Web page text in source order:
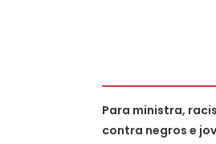
Para ministra,
contra negros e